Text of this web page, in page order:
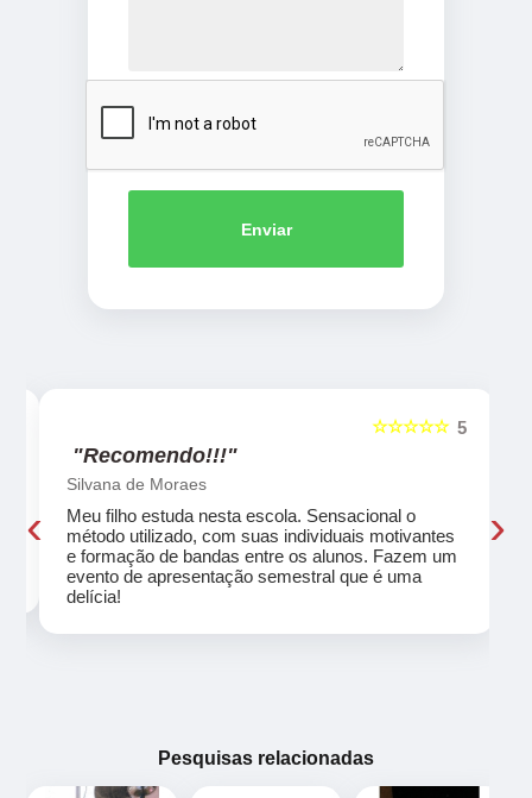
Enviar
5
☆☆☆☆☆
"Recomendo!!!"
Silvana de Moraes
Meu filho estuda nesta escola. Sensacional o
método utilizado, com suas individuais motivantes
e formação de bandas entre os alunos. Fazem um
evento de apresentação semestral que é uma
delícia!
‹ ›
Pesquisas relacionadas